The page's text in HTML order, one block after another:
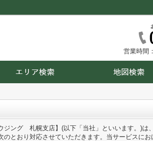
営業時間
ジング 札幌支店】(以下「当社」といいます。)は
のとおり対応させていただきます。当サービスに